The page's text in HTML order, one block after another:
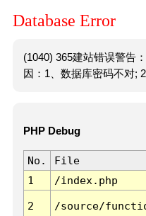
Database Error
(1040) 365建站错误警告
因：1、数据库密码不对;
PHP Debug
No. File
1
/index.php
2 /source/